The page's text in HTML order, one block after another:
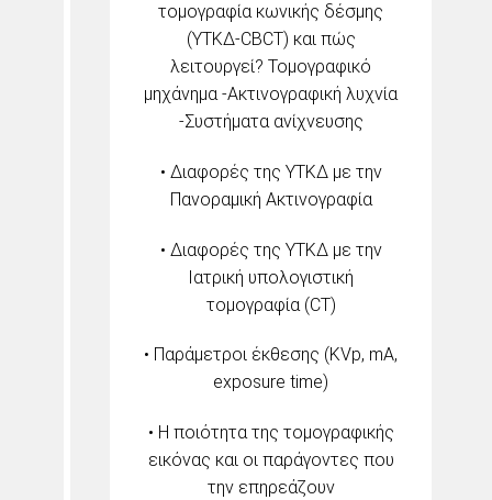
τομογραφία κωνικής δέσμης
(ΥΤΚΔ-CBCT) και πώς
λειτουργεί? Τομογραφικό
μηχάνημα -Ακτινογραφική λυχνία
-Συστήματα ανίχνευσης
• Διαφορές της ΥΤΚΔ με την
Πανοραμική Ακτινογραφία
• Διαφορές της ΥΤΚΔ με την
Ιατρική υπολογιστική
τομογραφία (CT)
• Παράμετροι έκθεσης (KVp, mA,
exposure time)
• Η ποιότητα της τομογραφικής
εικόνας και οι παράγοντες που
την επηρεάζουν